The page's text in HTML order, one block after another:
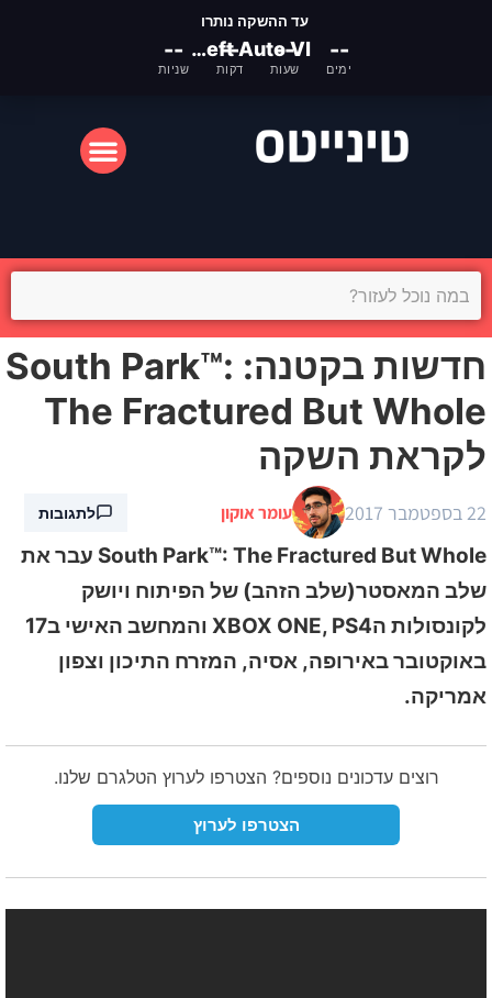
עד ההשקה נותרו
Grand Theft Auto VI --
ימים
--
שעות
--
דקות
--
שניות
חדשות בקטנה: South Park™:
The Fractured But Whole
לקראת השקה
22 בספטמבר 2017 עומר אוקון לתגובות
South Park™: The Fractured But Whole עבר את
שלב המאסטר(שלב הזהב) של הפיתוח ויושק
לקונסולות הXBOX ONE, PS4 והמחשב האישי ב17
באוקטובר באירופה, אסיה, המזרח התיכון וצפון
אמריקה.
רוצים עדכונים נוספים? הצטרפו לערוץ הטלגרם שלנו.
הצטרפו לערוץ